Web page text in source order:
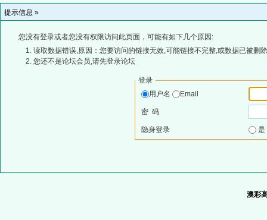
提示信息 »
您没有登录或者您没有权限访问此页面，可能有如下几个原因:
读取数据错误,原因：您要访问的链接无效,可能链接不完整,或数据已被删
您还不是论坛会员,请先登录论坛
登录
用户名
Email
密 码
隐身登录
澳彩